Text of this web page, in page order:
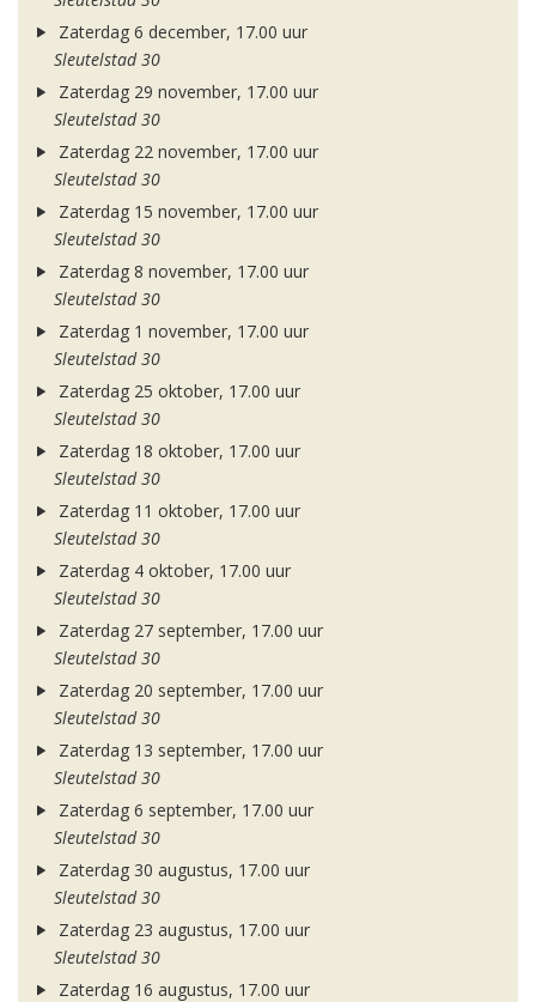
Zaterdag 6 december, 17.00 uur
Sleutelstad 30
Zaterdag 29 november, 17.00 uur
Sleutelstad 30
Zaterdag 22 november, 17.00 uur
Sleutelstad 30
Zaterdag 15 november, 17.00 uur
Sleutelstad 30
Zaterdag 8 november, 17.00 uur
Sleutelstad 30
Zaterdag 1 november, 17.00 uur
Sleutelstad 30
Zaterdag 25 oktober, 17.00 uur
Sleutelstad 30
Zaterdag 18 oktober, 17.00 uur
Sleutelstad 30
Zaterdag 11 oktober, 17.00 uur
Sleutelstad 30
Zaterdag 4 oktober, 17.00 uur
Sleutelstad 30
Zaterdag 27 september, 17.00 uur
Sleutelstad 30
Zaterdag 20 september, 17.00 uur
Sleutelstad 30
Zaterdag 13 september, 17.00 uur
Sleutelstad 30
Zaterdag 6 september, 17.00 uur
Sleutelstad 30
Zaterdag 30 augustus, 17.00 uur
Sleutelstad 30
Zaterdag 23 augustus, 17.00 uur
Sleutelstad 30
Zaterdag 16 augustus, 17.00 uur